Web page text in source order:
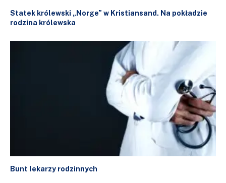
Statek królewski „Norge” w Kristiansand. Na pokładzie
rodzina królewska
Bunt lekarzy rodzinnych